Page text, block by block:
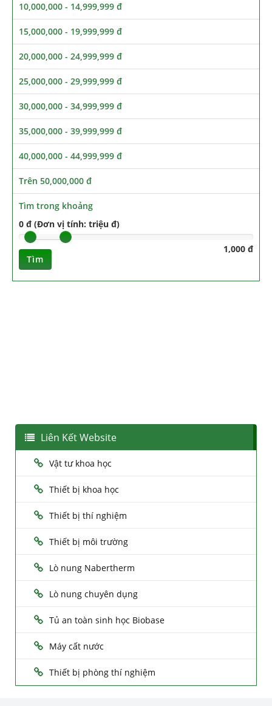
10,000,000 - 14,999,999 đ
15,000,000 - 19,999,999 đ
20,000,000 - 24,999,999 đ
25,000,000 - 29,999,999 đ
30,000,000 - 34,999,999 đ
35,000,000 - 39,999,999 đ
40,000,000 - 44,999,999 đ
Trên 50,000,000 đ
Tìm trong khoảng
0 đ (Đơn vị tính: triệu đ)
1,000 đ
Tìm
Liên Kết Website
Vật tư khoa học
Thiết bị khoa học
Thiết bị thí nghiệm
Thiết bị môi trường
Lò nung Nabertherm
Lò nung chuyên dụng
Tủ an toàn sinh học Biobase
Máy cất nước
Thiết bị phòng thí nghiệm